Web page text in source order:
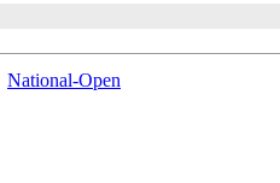
National-Open